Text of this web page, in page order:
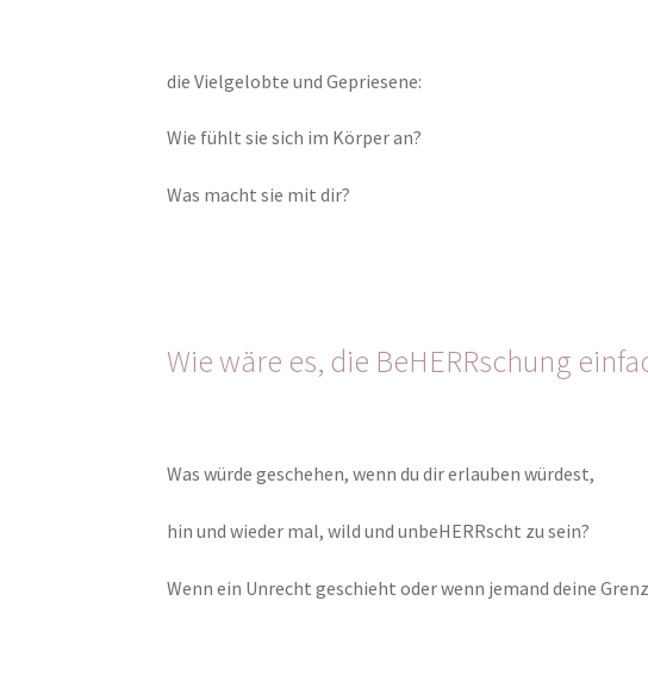
die Vielgelobte und Gepriesene:
Wie fühlt sie sich im Körper an?
Was macht sie mit dir?
Wie wäre es, die BeHERRschung
Was würde geschehen, wenn du dir erlauben würdest,
hin und wieder mal, wild und unbeHERRscht zu sein?
Wenn ein Unrecht geschieht oder wenn jemand deine